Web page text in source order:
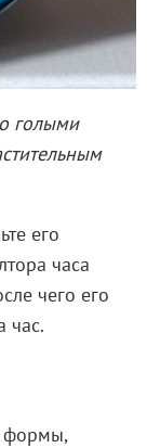
голыми
его
часа
чего его
час.
формы,